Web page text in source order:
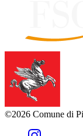
©2026 Comune di